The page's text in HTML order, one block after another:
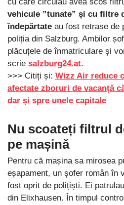
vehicule ”tunate” și cu filtre
îndepărtate au fost retrase de
poliția din Salzburg. Ambilor
plăcuțele de înmatriculare și
scrie salzburg24.at.
>>> Citiți și: Wizz Air reduce
afectate zboruri de vacanță
dar și spre unele capitale
Nu scoateți filtrul
pe mașină
Pentru că mașina sa mirosea
eșapament, un șofer român în
fost oprit de polițiști. Ei
din Elixhausen. În timpul